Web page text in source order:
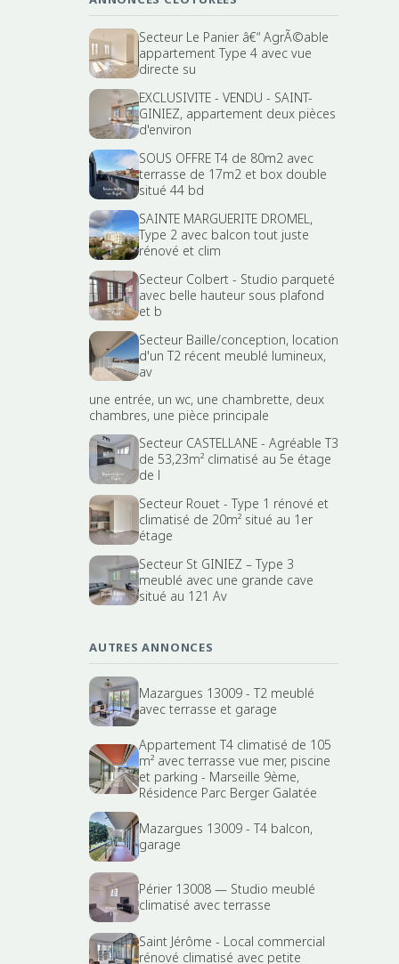
Secteur Le Panier â€“ AgrÃ©able
appartement Type 4 avec vue
directe su
EXCLUSIVITE - VENDU - SAINT-
GINIEZ, appartement deux pièces
d'environ
SOUS OFFRE T4 de 80m2 avec
terrasse de 17m2 et box double
situé 44 bd
SAINTE MARGUERITE DROMEL,
Type 2 avec balcon tout juste
rénové et clim
Secteur Colbert - Studio parqueté
avec belle hauteur sous plafond
et b
Secteur Baille/conception, location
d'un T2 récent meublé lumineux,
av
une entrée, un wc, une chambrette, deux
chambres, une pièce principale
Secteur CASTELLANE - Agréable T3
de 53,23m² climatisé au 5e étage
de l
Secteur Rouet - Type 1 rénové et
climatisé de 20m² situé au 1er
étage
Secteur St GINIEZ – Type 3
meublé avec une grande cave
situé au 121 Av
AUTRES ANNONCES
Mazargues 13009 - T2 meublé
avec terrasse et garage
Appartement T4 climatisé de 105
m² avec terrasse vue mer, piscine
et parking - Marseille 9ème,
Résidence Parc Berger Galatée
Mazargues 13009 - T4 balcon,
garage
Périer 13008 — Studio meublé
climatisé avec terrasse
Saint Jérôme - Local commercial
rénové climatisé avec petite